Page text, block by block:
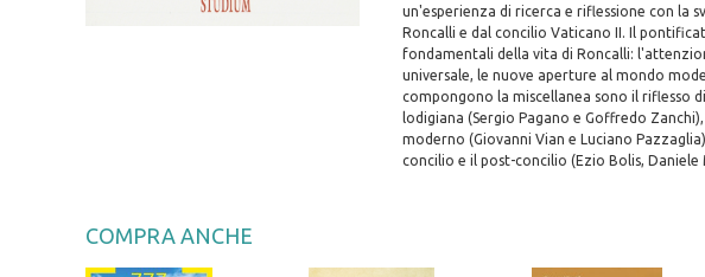
un'esperienza di ricerca e riflessione con la
Roncalli e dal concilio Vaticano II. Il
fondamentali della vita di Roncalli:
universale, le nuove aperture al mondo
compongono la miscellanea sono il riflesso
lodigiana (Sergio Pagano e Goffredo
moderno (Giovanni Vian e Luciano
concilio e il post-concilio (Ezio Bolis, Daniele
COMPRA ANCHE